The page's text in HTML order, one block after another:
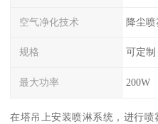
空气净化技术 降尘喷
规格 可定制
最大功率 200W
在塔吊上安装喷淋系统，进行喷